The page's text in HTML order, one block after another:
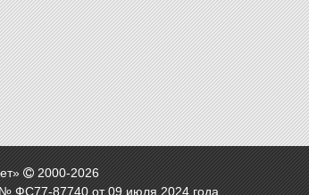
2000-2026
ФС77-87740 от 09 июля 2024 года.